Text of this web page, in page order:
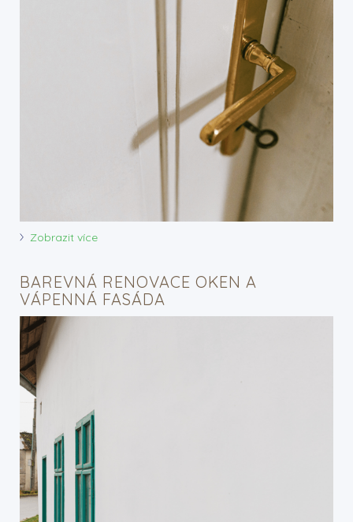
Zobrazit více
BAREVNÁ RENOVACE OKEN A
VÁPENNÁ FASÁDA